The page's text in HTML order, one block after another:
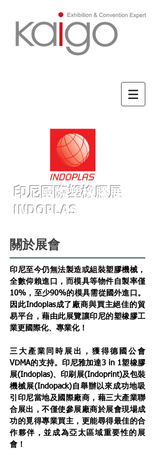
印尼國際塑橡膠展
INDOPLAS
關於展會
印尼至今仍無法製造或組裝塑膠機械，
全數仰賴進口，而模具等物件自製率僅
10%，至少90%的模具需從國外進口。
因此Indoplas成了廠商與買主絕佳的貿
易平台，藉由此展覽讓印尼的塑橡膠工
業更國際化、專業化！
三大產業同時展出，獲得德國公會
VDMA的支持。印尼雅加達3 in 1塑橡膠
展(Indoplas)、印刷展(Indoprint)及包裝
機械展(Indopack)自舉辦以來成功地吸
引印尼當地及國際廠商，藉三大產業聯
合展出，不僅使參展廠商於展會現場成
功的覓得專業買主，更能尋得最佳的合
作夥伴，並成為亞太區域重要性的展
會！